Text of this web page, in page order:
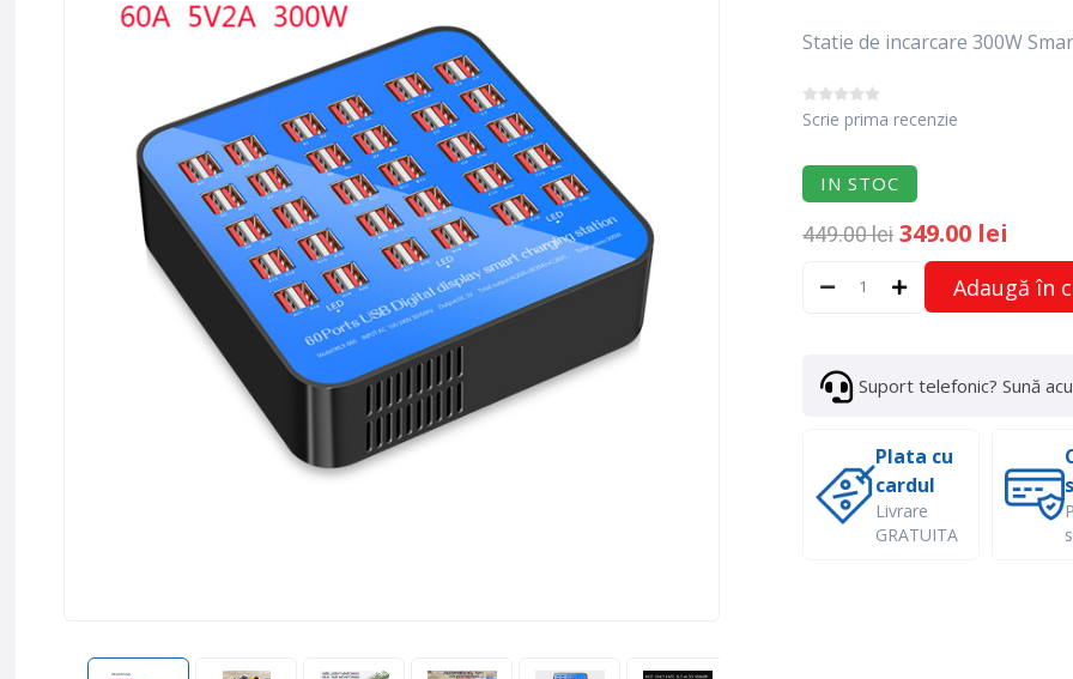
Statie de incarcare 300W
Scrie prima recenzie
IN STOC
449.00 lei 349.00 lei
Adaugă în
Suport telefonic? Sună
Plata cu
cardul
Livrare
GRATUITA